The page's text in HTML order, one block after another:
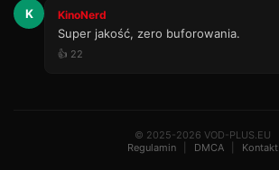
K KinoNerd
Super jakość, zero buforowania.
👍 22
© 2025-2026 VOD-PLUS.EU
Regulamin
DMCA Kontakt